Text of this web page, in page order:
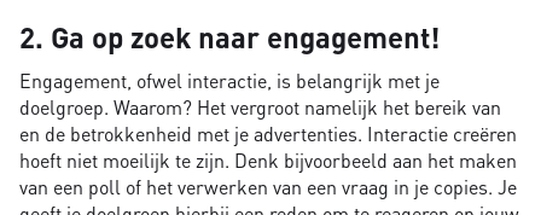
2. Ga op zoek naar engagement!
Engagement, ofwel interactie, is belangrijk met je
doelgroep. Waarom? Het vergroot namelijk het bereik van
en de betrokkenheid met je advertenties. Interactie creëren
hoeft niet moeilijk te zijn. Denk bijvoorbeeld aan het maken
van een poll of het verwerken van een vraag in je copies. Je